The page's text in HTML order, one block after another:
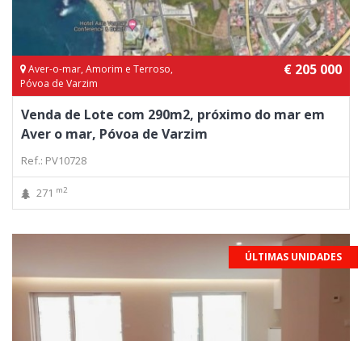
Aver-o-mar, Amorim e Terroso,
Póvoa de Varzim
€ 205 000
Venda de Lote com 290m2, próximo do mar em
Aver o mar, Póvoa de Varzim
Ref.: PV10728
271 m2
ÚLTIMAS UNIDADES